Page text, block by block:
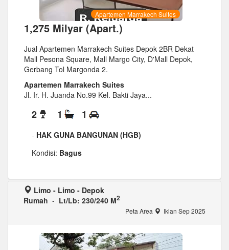
Apartemen Marrakech Suites
1,275 Milyar (Apart.)
Jual Apartemen Marrakech Suites Depok 2BR Dekat
Mall Pesona Square, Mall Margo City, D'Mall Depok,
Gerbang Tol Margonda 2.
Apartemen Marrakech Suites
Jl. Ir. H. Juanda No.99 Kel. Bakti Jaya...
2 1 1
- HAK GUNA BANGUNAN (HGB)
Kondisi: Bagus
Limo - Limo - Depok
Rumah - Lt/Lb: 230/240 M2
Peta Area Iklan Sep 2025